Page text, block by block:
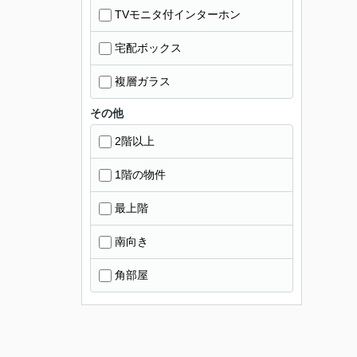
TVモニタ付インターホン
宅配ボックス
複層ガラス
その他
2階以上
1階の物件
最上階
南向き
角部屋